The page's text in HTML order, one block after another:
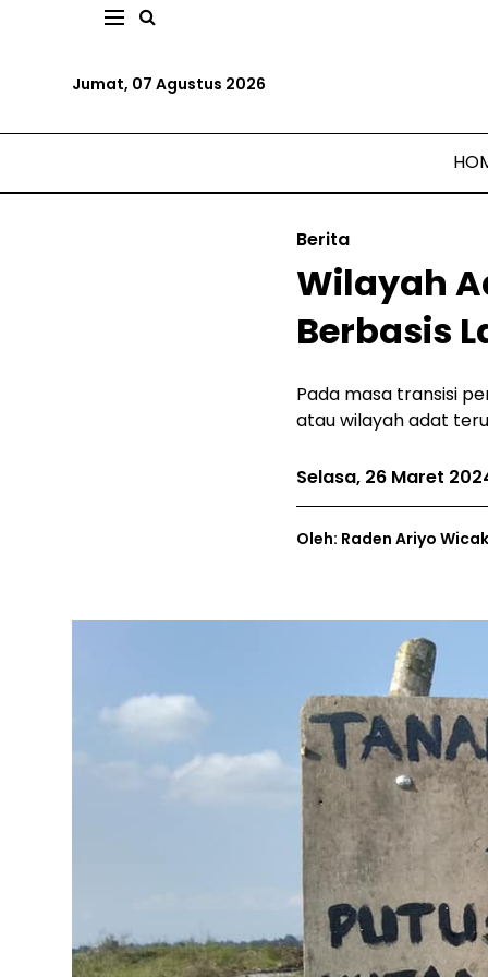
Jumat, 07 Agustus 2026
Berita
Wilayah
Berbasis
Pada masa transisi
atau wilayah adat
Selasa, 26 Maret
Oleh: Raden Ariyo